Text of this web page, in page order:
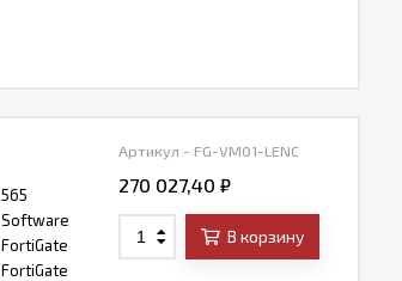
565
Software
FortiGate
FortiGate
Артикул - FG-VM01-LENC
270 027,40 ₽
В корзину